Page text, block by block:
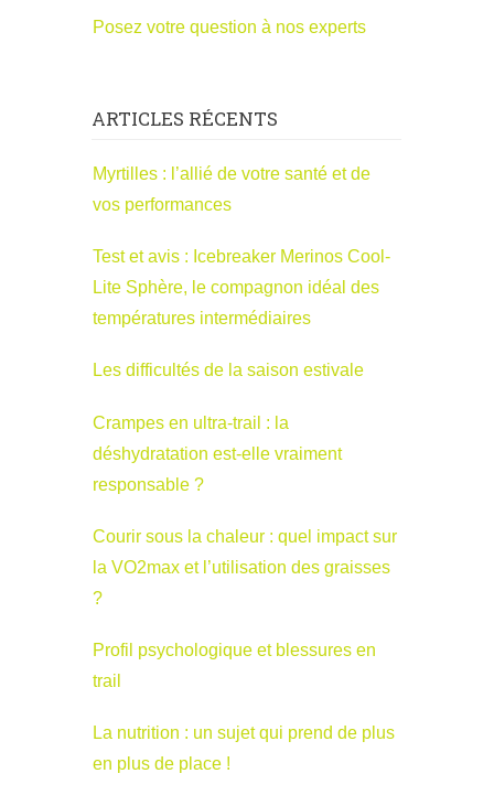
Posez votre question à nos experts
ARTICLES RÉCENTS
Myrtilles : l’allié de votre santé et de
vos performances
Test et avis : Icebreaker Merinos Cool-
Lite Sphère, le compagnon idéal des
températures intermédiaires
Les difficultés de la saison estivale
Crampes en ultra-trail : la
déshydratation est-elle vraiment
responsable ?
Courir sous la chaleur : quel impact sur
la VO2max et l’utilisation des graisses
?
Profil psychologique et blessures en
trail
La nutrition : un sujet qui prend de plus
en plus de place !